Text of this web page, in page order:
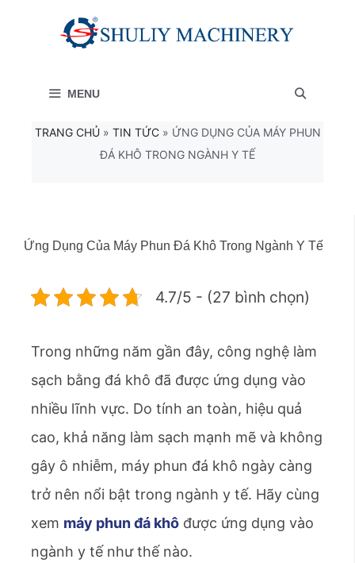
MENU
TRANG CHỦ» TIN TỨC» ỨNG DỤNG CỦA MÁY PHUN
ĐÁ KHÔ TRONG NGÀNH Y TẾ
Ứng Dụng Của Máy Phun Đá Khô Trong Ngành Y Tế
4.7/5 - (27 bình chọn)
Trong những năm gần đây, công nghệ làm
sạch bằng đá khô đã được ứng dụng vào
nhiều lĩnh vực. Do tính an toàn, hiệu quả
cao, khả năng làm sạch mạnh mẽ và không
gây ô nhiễm, máy phun đá khô ngày càng
trở nên nổi bật trong ngành y tế. Hãy cùng
xem máy phun đá khô được ứng dụng vào
ngành y tế như thế nào.